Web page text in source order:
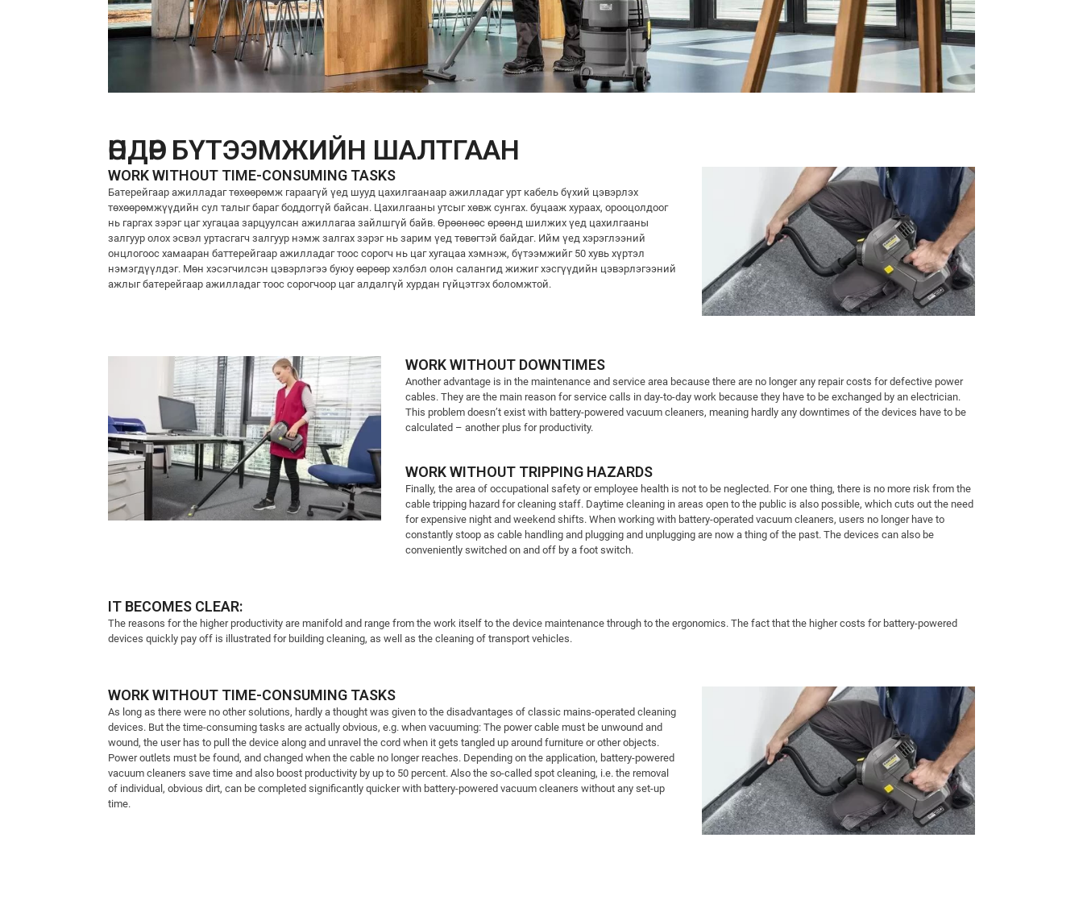
ӨНДӨР БҮТЭЭМЖИЙН ШАЛТГААН
WORK WITHOUT TIME-CONSUMING TASKS
Батерейгаар ажилладаг төхөөрөмж гараагүй үед шууд цахилгаанаар ажилладаг урт кабель бүхий цэвэрлэх
төхөөрөмжүүдийн сул талыг бараг боддоггүй байсан. Цахилгааны утсыг хөвж сунгах. буцааж хураах, орооцолдоог
нь гаргах зэрэг цаг хугацаа зарцуулсан ажиллагаа зайлшгүй байв. Өрөөнөөс өрөөнд шилжих үед цахилгааны
залгуур олох эсвэл уртасгагч залгуур нэмж залгах зэрэг нь зарим үед төвөгтэй байдаг. Ийм үед хэрэглээний
онцлогоос хамааран баттерейгаар ажилладаг тоос сорогч нь цаг хугацаа хэмнэж, бүтээмжийг 50 хувь хүртэл
нэмэгдүүлдэг. Мөн хэсэгчилсэн цэвэрлэгээ буюу өөрөөр хэлбэл олон салангид жижиг хэсгүүдийн цэвэрлэгээний
ажлыг батерейгаар ажилладаг тоос сорогчоор цаг алдалгүй хурдан гүйцэтгэх боломжтой.
WORK WITHOUT DOWNTIMES
Another advantage is in the maintenance and service area because there are no longer any repair costs for defective power
cables. They are the main reason for service calls in day-to-day work because they have to be exchanged by an electrician.
This problem doesn’t exist with battery-powered vacuum cleaners, meaning hardly any downtimes of the devices have to be
calculated – another plus for productivity.
WORK WITHOUT TRIPPING HAZARDS
Finally, the area of occupational safety or employee health is not to be neglected. For one thing, there is no more risk from the
cable tripping hazard for cleaning staff. Daytime cleaning in areas open to the public is also possible, which cuts out the need
for expensive night and weekend shifts. When working with battery-operated vacuum cleaners, users no longer have to
constantly stoop as cable handling and plugging and unplugging are now a thing of the past. The devices can also be
conveniently switched on and off by a foot switch.
IT BECOMES CLEAR:
The reasons for the higher productivity are manifold and range from the work itself to the device maintenance through to the ergonomics. The fact that the higher costs for battery-powered
devices quickly pay off is illustrated for building cleaning, as well as the cleaning of transport vehicles.
WORK WITHOUT TIME-CONSUMING TASKS
As long as there were no other solutions, hardly a thought was given to the disadvantages of classic mains-operated cleaning
devices. But the time-consuming tasks are actually obvious, e.g. when vacuuming: The power cable must be unwound and
wound, the user has to pull the device along and unravel the cord when it gets tangled up around furniture or other objects.
Power outlets must be found, and changed when the cable no longer reaches. Depending on the application, battery-powered
vacuum cleaners save time and also boost productivity by up to 50 percent. Also the so-called spot cleaning, i.e. the removal
of individual, obvious dirt, can be completed significantly quicker with battery-powered vacuum cleaners without any set-up
time.